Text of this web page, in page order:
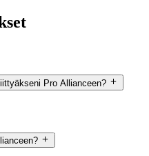
Pro Allianceen?